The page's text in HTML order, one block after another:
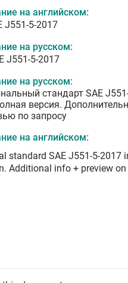
на английском:
J551-5-2017
на русском:
J551-5-2017
на русском:
стандарт SAE
версия.
по запросу
на английском:
standard SAE J551-5-2017
Additional info + preview on